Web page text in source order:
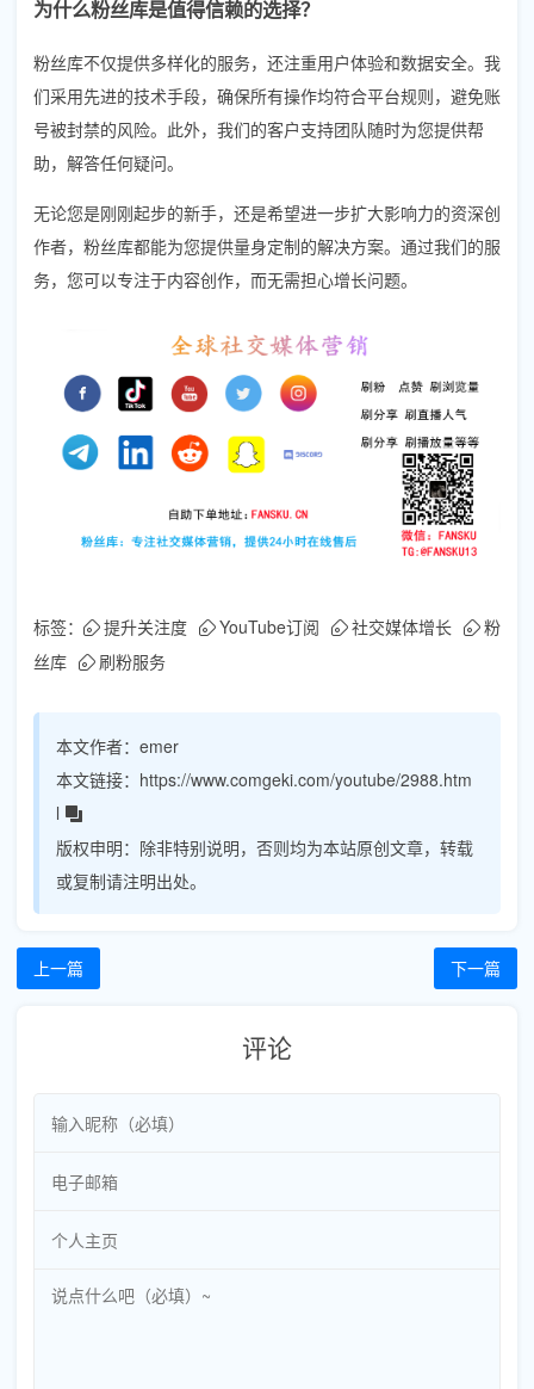
为什么粉丝库是值得信赖的选择？
粉丝库不仅提供多样化的服务，还注重用户体验和数据安全。我
们采用先进的技术手段，确保所有操作均符合平台规则，避免账
号被封禁的风险。此外，我们的客户支持团队随时为您提供帮
助，解答任何疑问。
无论您是刚刚起步的新手，还是希望进一步扩大影响力的资深创
作者，粉丝库都能为您提供量身定制的解决方案。通过我们的服
务，您可以专注于内容创作，而无需担心增长问题。
标签： 提升关注度 YouTube订阅 社交媒体增长
粉
丝库
刷粉服务
本文作者： emer
本文链接： https://www.comgeki.com/youtube/2988.htm
l
版权申明： 除非特别说明，否则均为本站原创文章，转载
或复制请注明出处。
上一篇 下一篇
评论